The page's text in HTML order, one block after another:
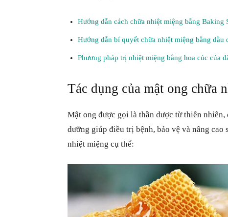
Hướng dẫn cách chữa nhiệt miệng bằng Baking
Hướng dẫn bí quyết chữa nhiệt miệng bằng dầu
Phương pháp trị nhiệt miệng bằng hoa cúc của
Tác dụng của mật ong chữa
Mật ong được gọi là thần dược từ thiên
dưỡng giúp điều trị bệnh, bảo vệ và nâng cao
nhiệt miệng cụ thể: